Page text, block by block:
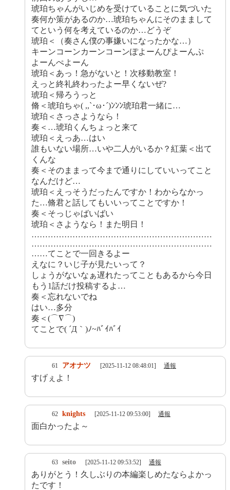
琥珀ちゃんがいじめを受けていることに気づいた
奏何か策があるのか…琥珀ちゃんにそのままして
てという何を考えているのか…どうぞ
琥珀＜（奏さん僕の事嫌いになったかな…）
キーンコーンカーンコーンぽよーんぴよーんぷ
よーんぺよーん
琥珀＜あっ！急がないと！次移動教室！
えっと終礼終わったよー早くないぜ?
琥珀＜帰ろうっと
脩＜琥珀ちゃ( ,,`･ω･´)ﾝﾝﾝ琥珀君一緒に…
琥珀＜さっさようなら！
奏＜…琥珀くんちょっと来て
琥珀＜えっあ…はい
誰もいない場所…いや二人がいるか？紅葉＜出て
くんな
奏＜そのままって今まで通りにしていいってこと
なんだけど…
琥珀＜えっそうだったんですか！わからなかっ
た…脩君と話してもいいってことですか！
奏＜そっじゃばいばい
琥珀＜さようなら！また明日！
…………………………………………………………
…………………………………………………………
……てことで一回きるよー
えなに？いじ子が見たいって？
しょうがないなぁ遅れたってこともあるから今日
もう1話だけ投稿するよ…
奏＜忘れないでね
はい…多分
奏＜(⌒∇⌒)
てことで( ´Д｀)ﾉ~ﾊﾞｲﾊﾞｲ
61 アオナツ [2025-11-12 08:48:01] 通報
すげぇよ！
62 knights [2025-11-12 09:53:00] 通報
面白かったよ～
63 seito [2025-11-12 09:53:52] 通報
ありがとう！久しぶりの本編楽しめたならよかっ
たです！